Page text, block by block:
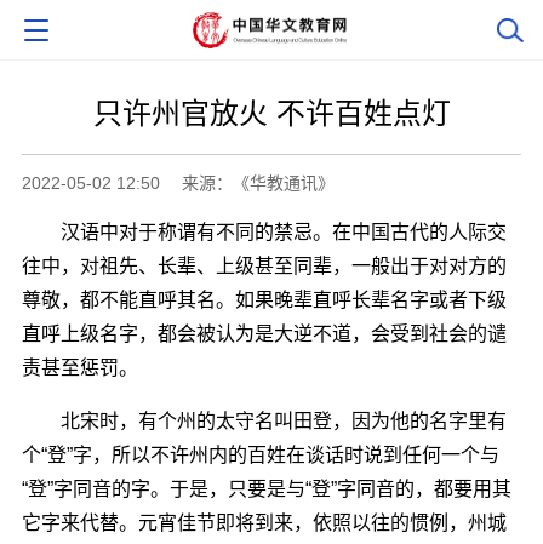
只许州官放火 不许百姓点灯
2022-05-02 12:50 来源：《华教通讯》
汉语中对于称谓有不同的禁忌。在中国古代的人际交
往中，对祖先、长辈、上级甚至同辈，一般出于对对方的
尊敬，都不能直呼其名。如果晚辈直呼长辈名字或者下级
直呼上级名字，都会被认为是大逆不道，会受到社会的谴
责甚至惩罚。
北宋时，有个州的太守名叫田登，因为他的名字里有
个“登”字，所以不许州内的百姓在谈话时说到任何一个与
“登”字同音的字。于是，只要是与“登”字同音的，都要用其
它字来代替。元宵佳节即将到来，依照以往的惯例，州城